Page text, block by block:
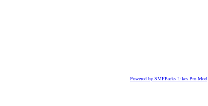
Powered by SMFPacks Likes Pro Mod